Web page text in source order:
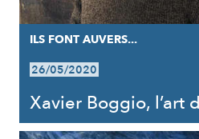
ILS FONT AUVERS...
26/05/2020
Xavier Boggio, l’art